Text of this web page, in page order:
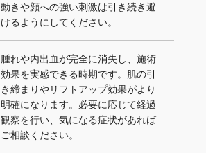
動きや顔への強い刺激は引き続き避
けるようにしてください。
腫れや内出血が完全に消失し、施術
効果を実感できる時期です。肌の引
き締まりやリフトアップ効果がより
明確になります。必要に応じて経過
観察を行い、気になる症状があれば
ご相談ください。